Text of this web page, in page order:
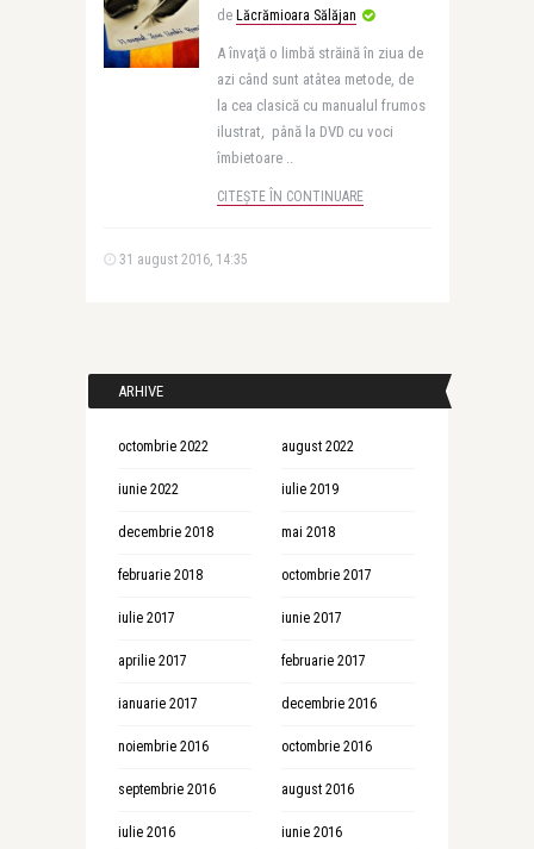
de Lăcrămioara Sălăjan
A învaţă o limbă străină în ziua de
azi când sunt atâtea metode, de
la cea clasică cu manualul frumos
ilustrat, până la DVD cu voci
îmbietoare ..
CITEȘTE ÎN CONTINUARE
31 august 2016, 14:35
ARHIVE
octombrie 2022 august 2022
iunie 2022 iulie 2019
decembrie 2018 mai 2018
februarie 2018 octombrie 2017
iulie 2017 iunie 2017
aprilie 2017 februarie 2017
ianuarie 2017 decembrie 2016
noiembrie 2016 octombrie 2016
septembrie 2016 august 2016
iulie 2016 iunie 2016